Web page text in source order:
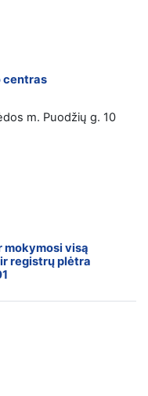
centras
m. Puodžių g. 10
mokymosi visą
registrų plėtra